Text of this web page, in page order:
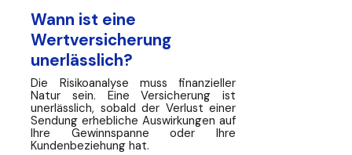
Wann ist eine
Wertversicherung
unerlässlich?
Die Risikoanalyse muss finanzieller
Natur sein. Eine Versicherung ist
unerlässlich, sobald der Verlust einer
Sendung erhebliche Auswirkungen auf
Ihre Gewinnspanne oder Ihre
Kundenbeziehung hat.